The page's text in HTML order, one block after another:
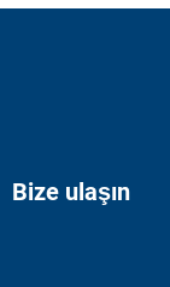
Bize ulaşın